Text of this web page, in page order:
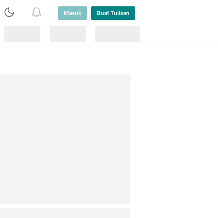
Masuk Buat Tulisan